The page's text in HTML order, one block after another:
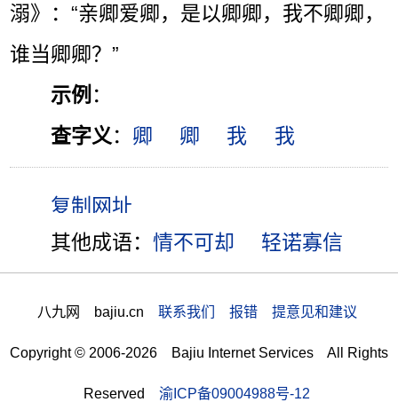
溺》：“亲卿爱卿，是以卿卿，我不卿卿，
谁当卿卿？”
示例 ：
查字义 ： 卿 卿 我 我
其他成语：情不可却 轻诺寡信
八九网 bajiu.cn 联系我们 报错 提意见和建议
Copyright © 2006-2026 Bajiu Internet Services All Rights
Reserved 渝ICP备09004988号-12